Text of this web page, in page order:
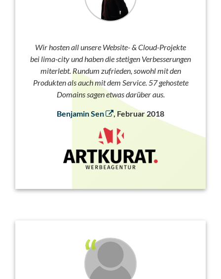
Wir hosten all unsere Website- & Cloud-Projekte
bei lima-city und haben die stetigen Verbesserungen
miterlebt. Rundum zufrieden, sowohl mit den
Produkten als auch mit dem Service. 57 gehostete
Domains sagen etwas darüber aus.
Benjamin Sen , Februar 2018